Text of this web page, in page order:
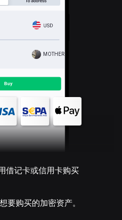
MOTHER
借记卡或信用卡购买
要购买的加密资产。